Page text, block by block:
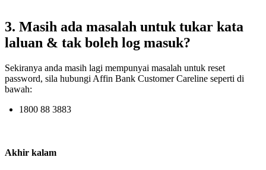
3. Masih ada masalah untuk tukar kata
laluan & tak boleh log masuk?
Sekiranya anda masih lagi mempunyai masalah untuk reset
password, sila hubungi Affin Bank Customer Careline seperti di
bawah:
1800 88 3883
Akhir kalam